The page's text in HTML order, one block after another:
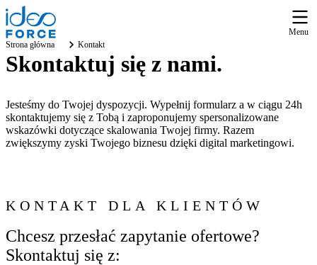
Menu
Strona główna
Kontakt
Skontaktuj się z nami.
Jesteśmy do Twojej dyspozycji. Wypełnij formularz a w ciągu 24h
skontaktujemy się z Tobą i zaproponujemy spersonalizowane
wskazówki dotyczące skalowania Twojej firmy. Razem
zwiększymy zyski Twojego biznesu dzięki digital marketingowi.
KONTAKT DLA KLIENTÓW
Chcesz przesłać zapytanie ofertowe?
Skontaktuj się z: